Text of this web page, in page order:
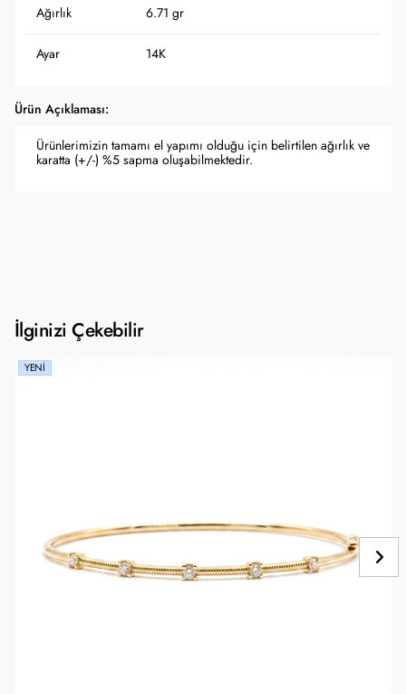
Ağırlık 6.71 gr
Ayar 14K
Ürün Açıklaması:
Ürünlerimizin tamamı el yapımı olduğu için belirtilen ağırlık ve
karatta (+/-) %5 sapma oluşabilmektedir.
İlginizi Çekebilir
YENI